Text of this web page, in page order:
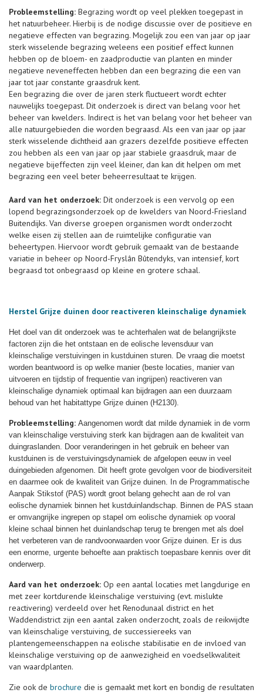
Probleemstelling: Begrazing wordt op veel plekken toegepast in
het natuurbeheer. Hierbij is de nodige discussie over de positieve en
negatieve effecten van begrazing. Mogelijk zou een van jaar op jaar
sterk wisselende begrazing weleens een positief effect kunnen
hebben op de bloem- en zaadproductie van planten en minder
negatieve neveneffecten hebben dan een begrazing die een van
jaar tot jaar constante graasdruk kent.
Een begrazing die over de jaren sterk fluctueert wordt echter
nauwelijks toegepast. Dit onderzoek is direct van belang voor het
beheer van kwelders. Indirect is het van belang voor het beheer van
alle natuurgebieden die worden begraasd. Als een van jaar op jaar
sterk wisselende dichtheid aan grazers dezelfde positieve effecten
zou hebben als een van jaar op jaar stabiele graasdruk, maar de
negatieve bijeffecten zijn veel kleiner, dan kan dit helpen om met
begrazing een veel beter beheerresultaat te krijgen.
Aard van het onderzoek: Dit onderzoek is een vervolg op een
lopend begrazingsonderzoek op de kwelders van Noord-Friesland
Buitendijks. Van diverse groepen organismen wordt onderzocht
welke eisen zij stellen aan de ruimtelijke configuratie van
beheertypen. Hiervoor wordt gebruik gemaakt van de bestaande
variatie in beheer op Noord-Fryslân Bûtendyks, van intensief, kort
begraasd tot onbegraasd op kleine en grotere schaal.
Herstel Grijze duinen door reactiveren kleinschalige dynamiek
Het doel van dit onderzoek was te achterhalen wat de belangrijkste
factoren zijn die het ontstaan en de eolische levensduur van
kleinschalige verstuivingen in kustduinen sturen. De vraag die moetst
worden beantwoord is op welke manier (beste locaties, manier van
uitvoeren en tijdstip of frequentie van ingrijpen) reactiveren van
kleinschalige dynamiek optimaal kan bijdragen aan een duurzaam
behoud van het habitattype Grijze duinen (H2130).
Probleemstelling: Aangenomen wordt dat milde dynamiek in de vorm
van kleinschalige verstuiving sterk kan bijdragen aan de kwaliteit van
duingraslanden. Door veranderingen in het gebruik en beheer van
kustduinen is de verstuivingsdynamiek de afgelopen eeuw in veel
duingebieden afgenomen. Dit heeft grote gevolgen voor de biodiversiteit
en daarmee ook de kwaliteit van Grijze duinen. In de Programmatische
Aanpak Stikstof (PAS) wordt groot belang gehecht aan de rol van
eolische dynamiek binnen het kustduinlandschap. Binnen de PAS staan
er omvangrijke ingrepen op stapel om eolische dynamiek op vooral
kleine schaal binnen het duinlandschap terug te brengen met als doel
het verbeteren van de randvoorwaarden voor Grijze duinen. Er is dus
een enorme, urgente behoefte aan praktisch toepasbare kennis over dit
onderwerp.
Aard van het onderzoek: Op een aantal locaties met langdurige en
met zeer kortdurende kleinschalige verstuiving (evt. mislukte
reactivering) verdeeld over het Renodunaal district en het
Waddendistrict zijn een aantal zaken onderzocht, zoals de reikwijdte
van kleinschalige verstuiving, de successiereeks van
plantengemeenschappen na eolische stabilisatie en de invloed van
kleinschalige verstuiving op de aanwezigheid en voedselkwaliteit
van waardplanten.
Zie ook de brochure die is gemaakt met kort en bondig de resultaten